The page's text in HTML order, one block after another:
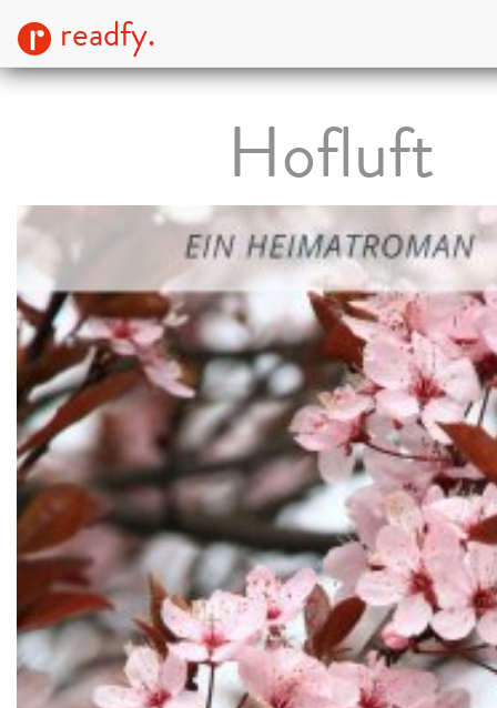
readfy.
Hofluft